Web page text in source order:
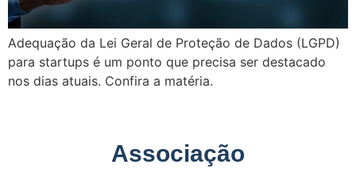
Adequação da Lei Geral de Proteção de Dados (LGPD)
para startups é um ponto que precisa ser destacado
nos dias atuais. Confira a matéria.
Associação